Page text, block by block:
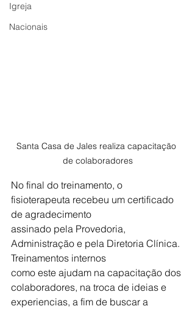
Igreja
Nacionais
Santa Casa de Jales realiza capacitação
de colaboradores
No final do treinamento, o
fisioterapeuta recebeu um certificado
de agradecimento
assinado pela Provedoria,
Administração e pela Diretoria Clínica.
Treinamentos internos
como este ajudam na capacitação dos
colaboradores, na troca de ideias e
experiencias, a fim de buscar a